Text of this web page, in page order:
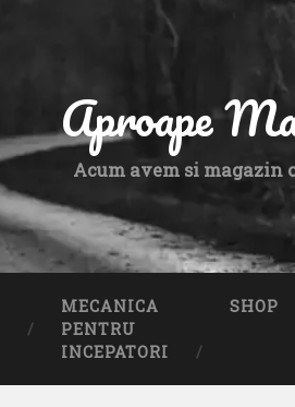
Aproape
Acum avem si magazin
MECANICA
PENTRU
INCEPATORI
SHOP